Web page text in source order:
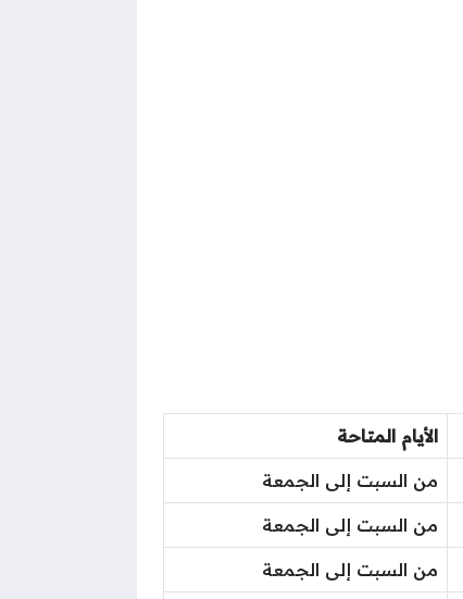
الأيام المتاحة
من السبت إلى الجمعة
من السبت إلى الجمعة
من السبت إلى الجمعة